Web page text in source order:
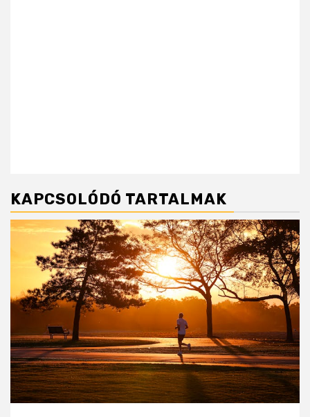
KAPCSOLÓDÓ TARTALMAK